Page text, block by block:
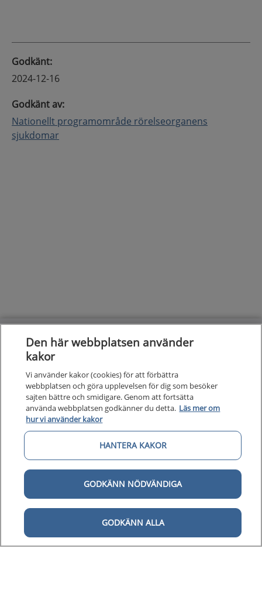
Godkänt:
2024-12-16
Godkänt av:
Nationellt programområde rörelseorganens
sjukdomar
Kunskapsstöd
Om 1177 för vårdpersonal
Digital tillgänglighet
Till startsidan för 1177 för
för vårdpersonal
1177 för vårdpersonal samlar information
och nationella kunskapsstöd och är en del av
Den här webbplatsen använder
kakor
Vi använder kakor (cookies) för att förbättra
webbplatsen och göra upplevelsen för dig som besöker
sajten bättre och smidigare. Genom att fortsätta
använda webbplatsen godkänner du detta. Läs mer om
hur vi använder kakor
HANTERA KAKOR
GODKÄNN NÖDVÄNDIGA
GODKÄNN ALLA